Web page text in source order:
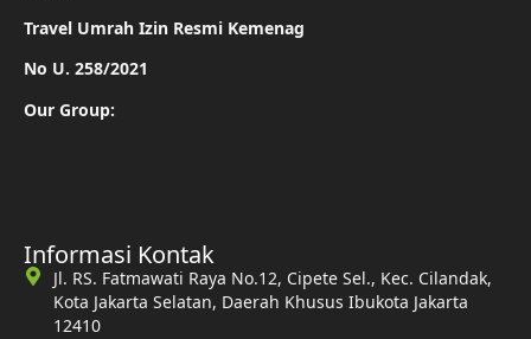
Travel Umrah Izin Resmi Kemenag
No U. 258/2021
Our Group:
Informasi Kontak
Jl. RS. Fatmawati Raya No.12, Cipete Sel., Kec. Cilandak,
Kota Jakarta Selatan, Daerah Khusus Ibukota Jakarta
12410